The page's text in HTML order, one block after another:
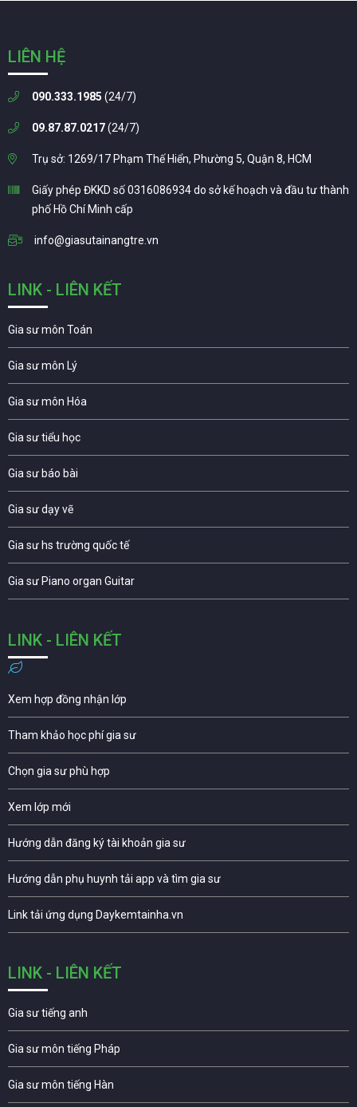
LIÊN HỆ
090.333.1985 (24/7)
09.87.87.0217(24/7)
Trụ sở: 1269/17 Phạm Thế Hiển, Phường 5, Quận 8, HCM
Giấy phép ĐKKD số 0316086934 do sở kế hoạch và đầu tư thành
phố Hồ Chí Minh cấp
info@giasutainangtre.vn
LINK - LIÊN KẾT
Gia sư môn Toán
Gia sư môn Lý
Gia sư môn Hóa
Gia sư tiểu học
Gia sư báo bài
Gia sư dạy vẽ
Gia sư hs trường quốc tế
Gia sư Piano organ Guitar
LINK - LIÊN KẾT
Xem hợp đồng nhận lớp
Tham khảo học phí gia sư
Chọn gia sư phù hợp
Xem lớp mới
Hướng dẫn đăng ký tài khoản gia sư
Hướng dẫn phụ huynh tải app và tìm gia sư
Link tải ứng dụng Daykemtainha.vn
LINK - LIÊN KẾT
Gia sư tiếng anh
Gia sư môn tiếng Pháp
Gia sư môn tiếng Hàn